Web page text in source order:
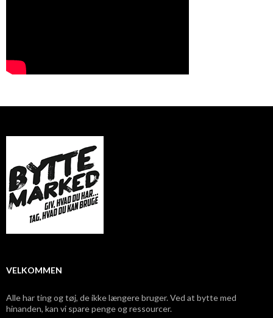
VELKOMMEN
Alle har ting og tøj, de ikke længere bruger. Ved at bytte med
hinanden, kan vi spare penge og ressourcer.